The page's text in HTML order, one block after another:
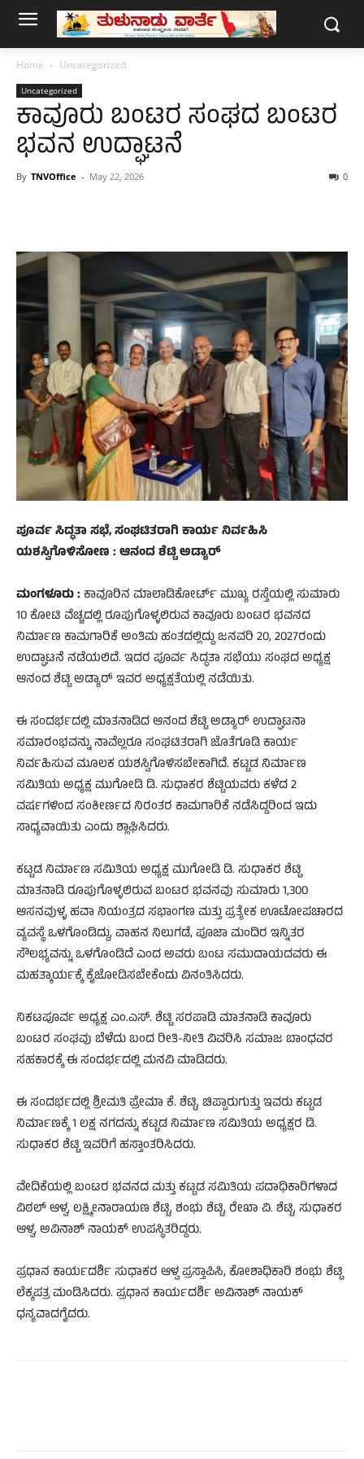
Home Uncategorized
Uncategorized
ಕಾವೂರು ಬಂಟರ ಸಂಘದ ಬಂಟರ
ಭವನ ಉದ್ಘಾಟನೆ
By TNVOffice - May 22, 2026 0
ಪೂರ್ವ ಸಿದ್ಧತಾ ಸಭೆ, ಸಂಘಟಿತರಾಗಿ ಕಾರ್ಯ ನಿರ್ವಹಿಸಿ
ಯಶಸ್ವಿಗೊಳಿಸೋಣ : ಆನಂದ ಶೆಟ್ಟಿ ಅಡ್ಯಾರ್
ಮಂಗಳೂರು : ಕಾವೂರಿನ ಮಾಲಾಡಿಕೋರ್ಟ್ ಮುಖ್ಯ ರಸ್ತೆಯಲ್ಲಿ ಸುಮಾರು
10 ಕೋಟಿ ವೆಚ್ಚದಲ್ಲಿ ರೂಪುಗೊಳ್ಳಲಿರುವ ಕಾವೂರು ಬಂಟರ ಭವನದ
ನಿರ್ಮಾಣ ಕಾಮಗಾರಿಕೆ ಅಂತಿಮ ಹಂತದಲ್ಲಿದ್ದು ಜನವರಿ 20, 2027ರಂದು
ಉದ್ಘಾಟನೆ ನಡೆಯಲಿದೆ. ಇದರ ಪೂರ್ವ ಸಿದ್ಧತಾ ಸಭೆಯು ಸಂಘದ ಅಧ್ಯಕ್ಷ
ಆನಂದ ಶೆಟ್ಟಿ ಅಡ್ಯಾ‌ರ್ ಇವರ ಅಧ್ಯಕ್ಷತೆಯಲ್ಲಿ ನಡೆಯಿತು.
ಈ ಸಂದರ್ಭದಲ್ಲಿ ಮಾತನಾಡಿದ ಆನಂದ ಶೆಟ್ಟಿ ಅಡ್ಯಾರ್ ಉದ್ಘಾಟನಾ
ಸಮಾರಂಭವನ್ನು ನಾವೆಲ್ಲರೂ ಸಂಘಟಿತರಾಗಿ ಜೊತೆಗೂಡಿ ಕಾರ್ಯ
ನಿರ್ವಹಿಸುವ ಮೂಲಕ ಯಶಸ್ವಿಗೊಳಿಸಬೇಕಾಗಿದೆ. ಕಟ್ಟಡ ನಿರ್ಮಾಣ
ಸಮಿತಿಯ ಅಧ್ಯಕ್ಷ ಮುಗೋಡಿ ಡಿ. ಸುಧಾಕರ ಶೆಟ್ಟಿಯವರು ಕಳೆದ 2
ವರ್ಷಗಳಿಂದ ಸಂಕೀರ್ಣದ ನಿರಂತರ ಕಾಮಗಾರಿಕೆ ನಡೆಸಿದ್ದರಿಂದ ಇದು
ಸಾಧ್ಯವಾಯಿತು ಎಂದು ಶ್ಲಾಘಿಸಿದರು.
ಕಟ್ಟಡ ನಿರ್ಮಾಣ ಸಮಿತಿಯ ಅಧ್ಯಕ್ಷ ಮುಗೋಡಿ ಡಿ. ಸುಧಾಕರ ಶೆಟ್ಟಿ
ಮಾತನಾಡಿ ರೂಪುಗೊಳ್ಳಲಿರುವ ಬಂಟರ ಭವನವು ಸುಮಾರು 1,300
ಆಸನವುಳ್ಳ ಹವಾ ನಿಯಂತ್ರದ ಸಭಾಂಗಣ ಮತ್ತು ಪ್ರತ್ಯೇಕ ಊಟೋಪಚಾರದ
ವ್ಯವಸ್ಥೆ ಒಳಗೊಂಡಿದ್ದು, ವಾಹನ ನಿಲುಗಡೆ, ಪೂಜಾ ಮಂದಿರ ಇನ್ನಿತರ
ಸೌಲಭ್ಯವನ್ನು ಒಳಗೊಂಡಿದೆ ಎಂದ ಅವರು ಬಂಟ ಸಮುದಾಯದವರು ಈ
ಮಹತ್ಕಾರ್ಯಕ್ಕೆ ಕೈಜೋಡಿಸಬೇಕೆಂದು ವಿನಂತಿಸಿದರು.
ನಿಕಟಪೂರ್ವ ಅಧ್ಯಕ್ಷ ಎಂ.ಎಸ್. ಶೆಟ್ಟಿ ಸರಪಾಡಿ ಮಾತನಾಡಿ ಕಾವೂರು
ಬಂಟರ ಸಂಘವು ಬೆಳೆದು ಬಂದ ರೀತಿ-ನೀತಿ ವಿವರಿಸಿ ಸಮಾಜ ಬಾಂಧವರ
ಸಹಕಾರಕ್ಕೆ ಈ ಸಂದರ್ಭದಲ್ಲಿ ಮನವಿ ಮಾಡಿದರು.
ಈ ಸಂದರ್ಭದಲ್ಲಿ ಶ್ರೀಮತಿ ಪ್ರೇಮಾ ಕೆ. ಶೆಟ್ಟಿ, ಚಿಪ್ಪಾರುಗುತ್ತು ಇವರು ಕಟ್ಟಡ
ನಿರ್ಮಾಣಕ್ಕೆ 1 ಲಕ್ಷ ನಗದನ್ನು ಕಟ್ಟಡ ನಿರ್ಮಾಣ ಸಮಿತಿಯ ಅಧ್ಯಕ್ಷರ ಡಿ.
ಸುಧಾಕರ ಶೆಟ್ಟಿ ಇವರಿಗೆ ಹಸ್ತಾಂತರಿಸಿದರು.
ವೇದಿಕೆಯಲ್ಲಿ ಬಂಟರ ಭವನದ ಮತ್ತು ಕಟ್ಟಡ ಸಮಿತಿಯ ಪದಾಧಿಕಾರಿಗಳಾದ
ವಿಠಲ್ ಆಳ್ವ, ಲಕ್ಷ್ಮೀನಾರಾಯಣ ಶೆಟ್ಟಿ, ಶಂಭು ಶೆಟ್ಟಿ, ರೇಖಾ ವಿ. ಶೆಟ್ಟಿ, ಸುಧಾಕರ
ಆಳ್ವ, ಅವಿನಾಶ್ ನಾಯಕ್ ಉಪಸ್ಥಿತರಿದ್ದರು.
ಪ್ರಧಾನ ಕಾರ್ಯದರ್ಶಿ ಸುಧಾಕರ ಆಳ್ವ ಪ್ರಸ್ತಾಪಿಸಿ, ಕೋಶಾಧಿಕಾರಿ ಶಂಭು ಶೆಟ್ಟಿ
ಲೆಕ್ಕಪತ್ರ ಮಂಡಿಸಿದರು. ಪ್ರಧಾನ ಕಾರ್ಯದರ್ಶಿ ಅವಿನಾಶ್ ನಾಯಕ್
ಧನ್ಯವಾದಗೈದರು.